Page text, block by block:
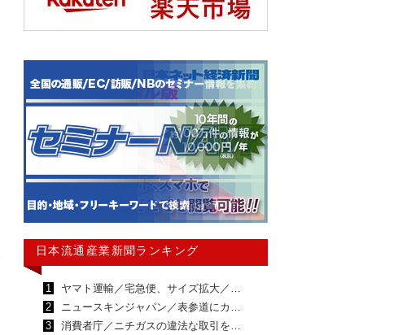
日本流通産業新聞ランキング
1
ヤマト運輸／宅急便、サイズ拡大／…
2
ニュースキンジャパン／表参道にカ…
3
消費者庁／ニチガスの違法な取引を…